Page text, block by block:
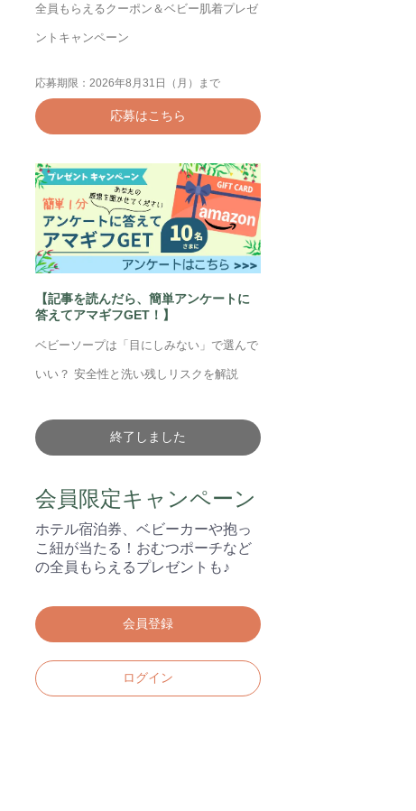
全員もらえるクーポン＆ベビー肌着プレゼ
ントキャンペーン
応募期限：2026年8月31日（月）まで
応募はこちら
【記事を読んだら、簡単アンケートに
答えてアマギフGET！】
ベビーソープは「目にしみない」で選んで
いい？ 安全性と洗い残しリスクを解説
終了しました
会員限定キャンペーン
ホテル宿泊券、ベビーカーや抱っ
こ紐が当たる！おむつポーチなど
の全員もらえるプレゼントも♪
会員登録
ログイン